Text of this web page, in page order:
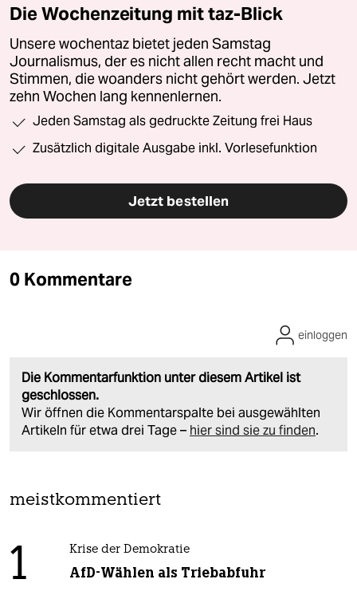
Die Wochenzeitung mit taz-Blick
Unsere wochentaz bietet jeden Samstag
Journalismus, der es nicht allen recht macht und
Stimmen, die woanders nicht gehört werden. Jetzt
zehn Wochen lang kennenlernen.
Jeden Samstag als gedruckte Zeitung frei Haus
Zusätzlich digitale Ausgabe inkl. Vorlesefunktion
Jetzt bestellen
0 Kommentare
Die Kommentarfunktion unter diesem Artikel ist
geschlossen.
Wir öffnen die Kommentarspalte bei ausgewählten
Artikeln für etwa drei Tage – hier sind sie zu finden.
einloggen
meistkommentiert
1 Krise der Demokratie
AfD-Wählen als Triebabfuhr